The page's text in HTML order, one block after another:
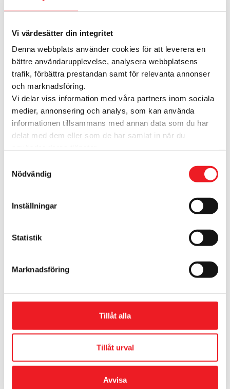
Vi värdesätter din integritet
Denna webbplats använder cookies för att leverera en
bättre användarupplevelse, analysera webbplatsens
trafik, förbättra prestandan samt för relevanta annonser
och marknadsföring.
Vi delar viss information med våra partners inom sociala
medier, annonsering och analys, som kan använda
informationen tillsammans med annan data som du har
delat med dem eller som de har samlat in när du
Nödvändig
Inställningar
Statistik
Marknadsföring
Tillåt alla
Tillåt urval
Avvisa
Chili & Wok
Clas Ohlson
Cubus
Deichmann
Din Sko
Dressmann
Dressmann XL
Ecco Store
Elgiganten Phone House
Elon ljud & bild
Espresso House
Flying Tiger of Copenhagen
Glitter
Hemtex
Hunkemöller
IKEA
Kahls The & Kaffehandel
Kicks